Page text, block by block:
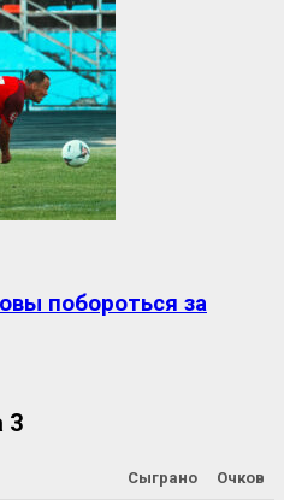
побороться за
3
Сыграно Очков